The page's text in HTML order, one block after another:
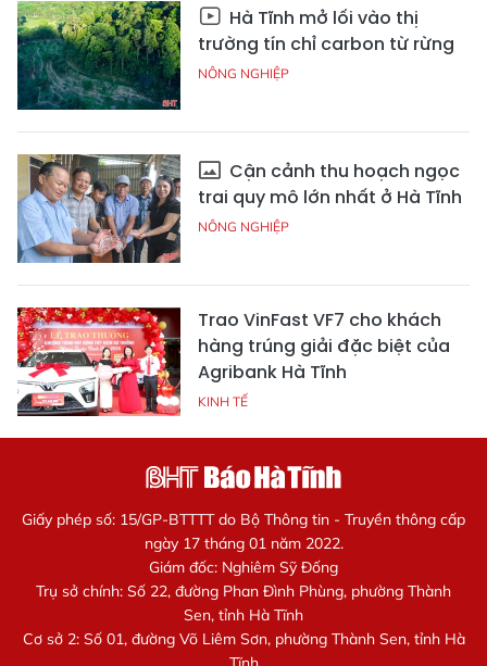
Hà Tĩnh mở lối vào thị
trường tín chỉ carbon từ rừng
NÔNG NGHIỆP
Cận cảnh thu hoạch ngọc
trai quy mô lớn nhất ở Hà Tĩnh
NÔNG NGHIỆP
Trao VinFast VF7 cho khách
hàng trúng giải đặc biệt của
Agribank Hà Tĩnh
KINH TẾ
Giấy phép số: 15/GP-BTTTT do Bộ Thông tin - Truyền thông cấp
ngày 17 tháng 01 năm 2022.
Giám đốc: Nghiêm Sỹ Đống
Trụ sở chính: Số 22, đường Phan Đình Phùng, phường Thành
Sen, tỉnh Hà Tĩnh
Cơ sở 2: Số 01, đường Võ Liêm Sơn, phường Thành Sen, tỉnh Hà